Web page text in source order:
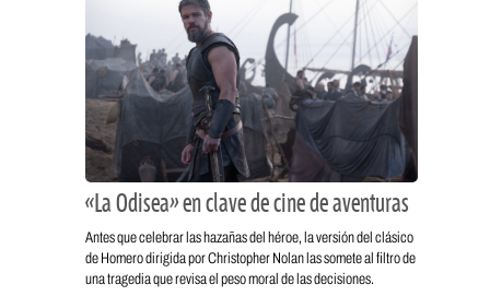
«La Odisea» en clave de cine de aventuras
Antes que celebrar las hazañas del héroe, la versión del clásico
de Homero dirigida por Christopher Nolan las somete al filtro de
una tragedia que revisa el peso moral de las decisiones.